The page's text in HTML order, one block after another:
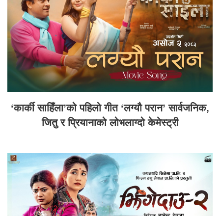
‘कार्की साहिँला’को पहिलो गीत ‘लग्यौ परान’ सार्वजनिक,
जितु र प्रियानाको लोभलाग्दो केमेस्ट्री